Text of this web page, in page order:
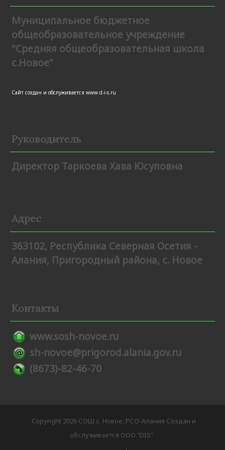
Муниципальное бюджетное
общеобразовательное учреждение
"Средняя общеобразовательная школа
с.Новое"
Сайт создан и обслуживается www.d-i-s.ru
Руководитель
Директор Таркоева Хава Юсуповна
Адрес
363102, Республика Северная Осетия -
Алания, Пригородный района, с. Новое
Контакты
www.sosh-novoe.ru
sh-novoe@prigorod.alania.gov.ru
(8673)-82-46-70
Copyright 2026 СОШ с. Новое, РСО-Алания Создан и
обслуживается ООО "DIS"